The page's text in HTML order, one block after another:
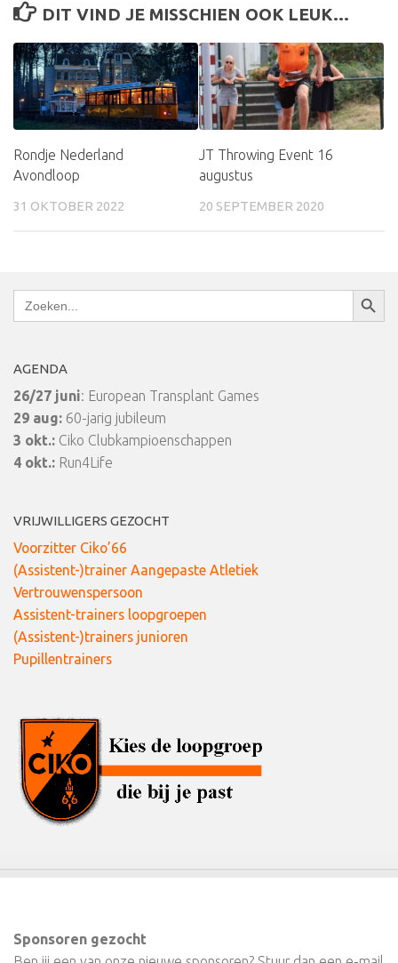
DIT VIND JE MISSCHIEN OOK LEUK...
Rondje Nederland
Avondloop
31 OKTOBER 2022
JT Throwing Event 16
augustus
20 SEPTEMBER 2020
Zoek
naar:
AGENDA
26/27 juni: European Transplant Games
29 aug: 60-jarig jubileum
3 okt.: Ciko Clubkampioenschappen
4 okt.: Run4Life
VRIJWILLIGERS GEZOCHT
Voorzitter Ciko’66
(Assistent-)trainer Aangepaste Atletiek
Vertrouwenspersoon
Assistent-trainers loopgroepen
(Assistent-)trainers junioren
Pupillentrainers
Sponsoren gezocht